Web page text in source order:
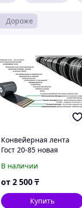
Дороже
Конвейерная лента
Гост 20-85 новая
В наличии
от2 500₸
Купить